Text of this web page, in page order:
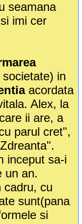
seamana
imi cer
in
acordata
Alex, la
ii are, a
parul cret",
inceput sa-i
un an.
cadru, cu
sunt(pana
si